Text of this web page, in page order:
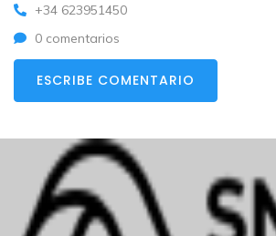
+34 623951450
0 comentarios
ESCRIBE COMENTARIO